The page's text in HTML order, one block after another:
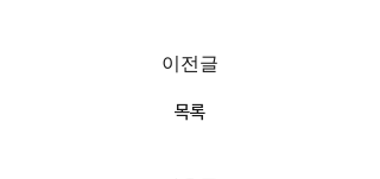
이전글
목록